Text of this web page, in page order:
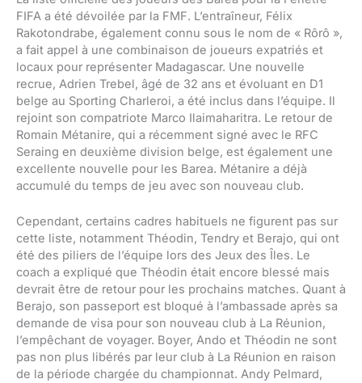
FIFA a été dévoilée par la FMF. L’entraîneur, Félix
Rakotondrabe, également connu sous le nom de « Rôrô »,
a fait appel à une combinaison de joueurs expatriés et
locaux pour représenter Madagascar. Une nouvelle
recrue, Adrien Trebel, âgé de 32 ans et évoluant en D1
belge au Sporting Charleroi, a été inclus dans l’équipe. Il
rejoint son compatriote Marco Ilaimaharitra. Le retour de
Romain Métanire, qui a récemment signé avec le RFC
Seraing en deuxième division belge, est également une
excellente nouvelle pour les Barea. Métanire a déjà
accumulé du temps de jeu avec son nouveau club.
Cependant, certains cadres habituels ne figurent pas sur
cette liste, notamment Théodin, Tendry et Berajo, qui ont
été des piliers de l’équipe lors des Jeux des Îles. Le
coach a expliqué que Théodin était encore blessé mais
devrait être de retour pour les prochains matches. Quant à
Berajo, son passeport est bloqué à l’ambassade après sa
demande de visa pour son nouveau club à La Réunion,
l’empêchant de voyager. Boyer, Ando et Théodin ne sont
pas non plus libérés par leur club à La Réunion en raison
de la période chargée du championnat. Andy Pelmard,